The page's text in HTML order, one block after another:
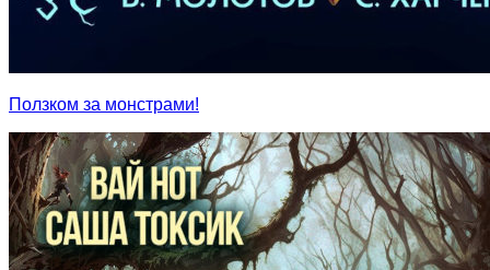
Ползком за монстрами!